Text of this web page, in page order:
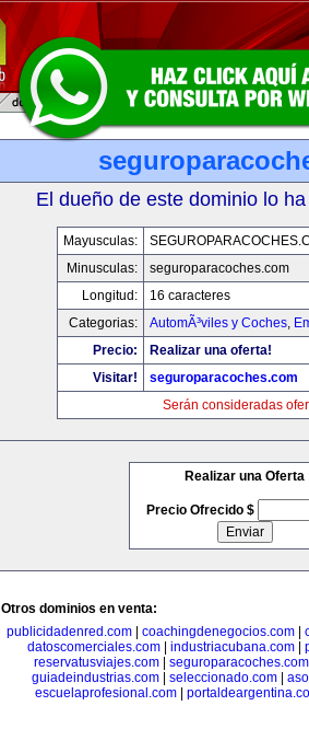
El dueño de este dominio lo
Mayusculas:
Minusculas:
seguroparacoches.com
Longitud:
16 caracteres
Categorias:
AutomÃ³viles y Coches,
Precio:
Realizar una oferta!
Visitar!
seguroparacoches.com
Serán consideradas
Realizar una Oferta
Precio Ofrecido $
Otros dominios en venta:
publicidadenred.com| coachingdenegocios.com|
datoscomerciales.com| industriacubana.com|
reservatusviajes.com| seguroparacoches.com
guiadeindustrias.com
seleccionado.com
escuelaprofesional.com